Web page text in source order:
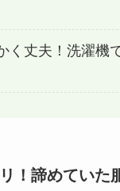
く丈夫！洗濯機
！諦めていた